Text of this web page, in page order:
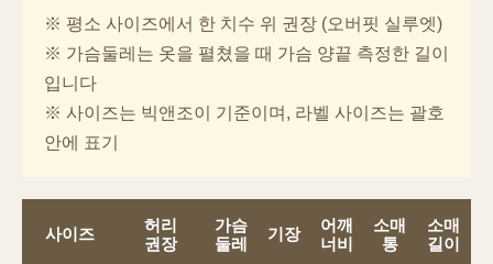
※ 평소 사이즈에서 한 치수 위 권장 (오버핏 실루엣)
※ 가슴둘레는 옷을 펼쳤을 때 가슴 양끝 측정한 길이
입니다
※ 사이즈는 빅앤조이 기준이며, 라벨 사이즈는 괄호
안에 표기
사이즈
허리
권장
가슴
둘레
기장
어깨
너비
소매
통
소매
길이